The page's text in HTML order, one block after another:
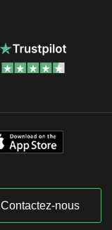
Contactez-nous